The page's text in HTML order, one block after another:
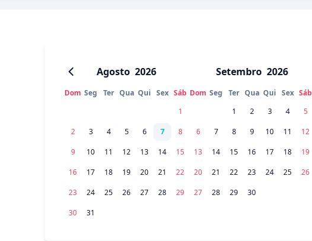
Agosto 2026
Dom Seg Ter Qua Qui Sex Sáb
1
2
3 4 5 6 7
8
9
10 11 12 13 14
15
16
17 18 19 20 21
22
23
24 25 26 27 28
29
30
31
Setembro 2026
Dom Seg Ter Qua Qui Sex Sáb
1
2 3 4
5
6
7 8 9 10 11
12
13
14 15 16 17 18
19
20
21 22 23 24 25
26
27
28 29 30